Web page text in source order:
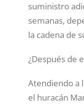
suministro
semanas,
la cadena de
¿Después de
Atendiendo a
el huracán